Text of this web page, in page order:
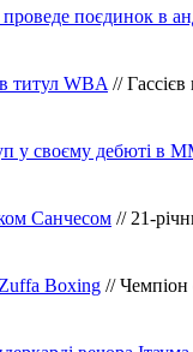
поєдинок в
титул WBA // Гассієв
у своєму дебюті в
Санчесом // 21-
Boxing // Чемпіон